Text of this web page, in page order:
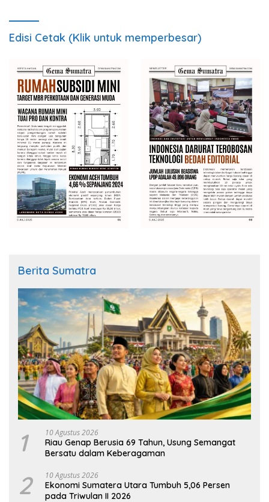
Edisi Cetak (Klik untuk memperbesar)
Berita Sumatra
1 10 Agustus 2026
Riau Genap Berusia 69 Tahun, Usung Semangat
Bersatu dalam Keberagaman
2 10 Agustus 2026
Ekonomi Sumatera Utara Tumbuh 5,06 Persen
pada Triwulan II 2026